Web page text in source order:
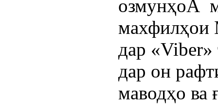
озмунҳоÂ
махфилҳои
дар «Viber»
дар он
маводҳо ва